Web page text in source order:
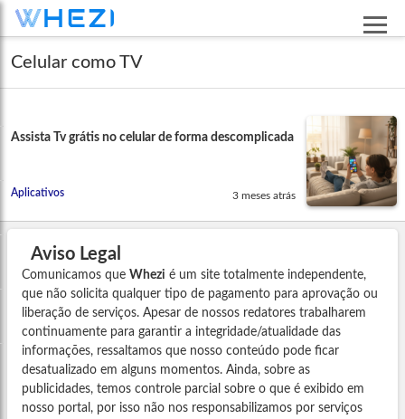
Celular como TV
Assista Tv grátis no celular de forma descomplicada
Aplicativos 3 meses atrás
Aviso Legal
Comunicamos que Whezi é um site totalmente independente,
que não solicita qualquer tipo de pagamento para aprovação ou
liberação de serviços. Apesar de nossos redatores trabalharem
continuamente para garantir a integridade/atualidade das
informações, ressaltamos que nosso conteúdo pode ficar
desatualizado em alguns momentos. Ainda, sobre as
publicidades, temos controle parcial sobre o que é exibido em
nosso portal, por isso não nos responsabilizamos por serviços